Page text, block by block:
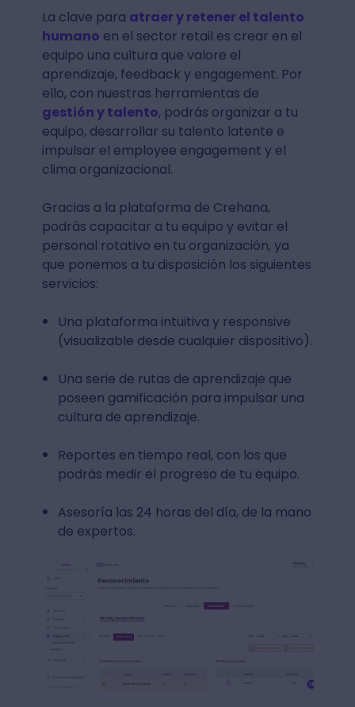
La clave para atraer y retener el talento
humano en el sector retail es crear en el
equipo una cultura que valore el
aprendizaje, feedback y engagement. Por
ello, con nuestras herramientas de
gestión y talento, podrás organizar a tu
equipo, desarrollar su talento latente e
impulsar el employee engagement y el
clima organizacional.
Gracias a la plataforma de Crehana,
podrás capacitar a tu equipo y evitar el
personal rotativo en tu organización, ya
que ponemos a tu disposición los siguientes
servicios:
Una plataforma intuitiva y responsive
(visualizable desde cualquier dispositivo).
Una serie de rutas de aprendizaje que
poseen gamificación para impulsar una
cultura de aprendizaje.
Reportes en tiempo real, con los que
podrás medir el progreso de tu equipo.
Asesoría las 24 horas del día, de la mano
de expertos.